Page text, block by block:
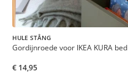
HULE STÅNG
Gordijnroede voor IKEA KURA bed
€ 14,95